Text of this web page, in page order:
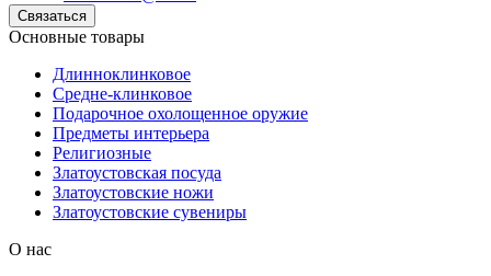
Связаться
Основные товары
Длинноклинковое
Средне-клинковое
Подарочное охолощенное оружие
Предметы интерьера
Религиозные
Златоустовская посуда
Златоустовские ножи
Златоустовские сувениры
О нас